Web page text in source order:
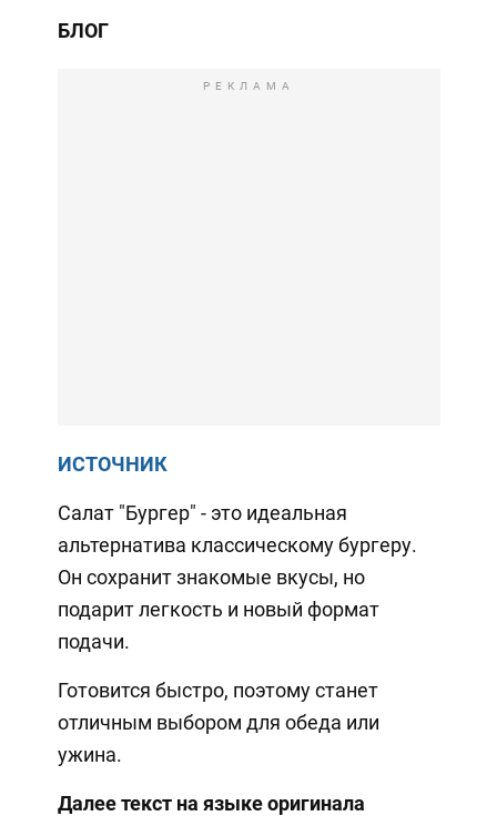
БЛОГ
РЕКЛАМА
ИСТОЧНИК
Салат "Бургер" - это идеальная
альтернатива классическому бургеру.
Он сохранит знакомые вкусы, но
подарит легкость и новый формат
подачи.
Готовится быстро, поэтому станет
отличным выбором для обеда или
ужина.
Далее текст на языке оригинала